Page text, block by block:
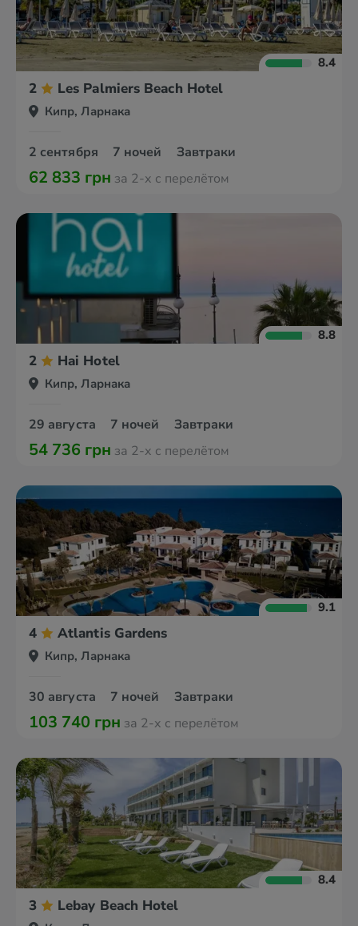
8.4
2 Les Palmiers Beach Hotel
Кипр, Ларнака
2 сентября 7 ночей Завтраки
62 833 грн за 2-х с перелётом
8.8
2 Hai Hotel
Кипр, Ларнака
29 августа 7 ночей Завтраки
54 736 грн за 2-х с перелётом
9.1
4 Atlantis Gardens
Кипр, Ларнака
30 августа 7 ночей Завтраки
103 740 грн за 2-х с перелётом
8.4
3 Lebay Beach Hotel